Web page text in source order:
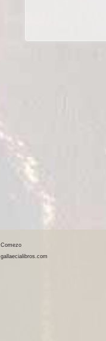
Comezo
gallaecialibros.com